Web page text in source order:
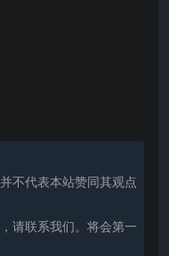
不代表本站赞同其观点
请联系我们。将会第一